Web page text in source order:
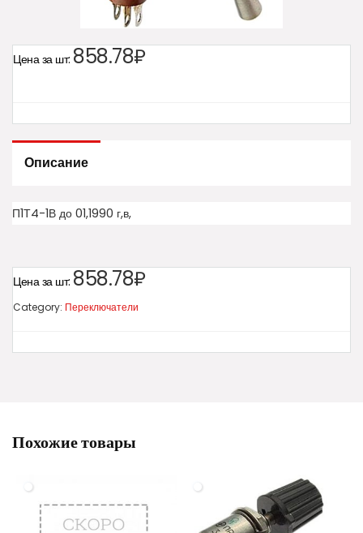
Цена за шт: 858.78₽
Описание
П1Т4-1В до 01,1990 г,в,
Цена за шт: 858.78₽
Category: Переключатели
Похожие товары